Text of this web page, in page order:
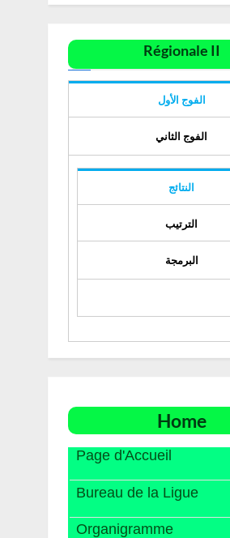
Régionale II
الفوج الأول
الفوج الثاني
النتائج
الترتيب
البرمجة
Home
Page d'Accueil
Bureau de la Ligue
Organigramme